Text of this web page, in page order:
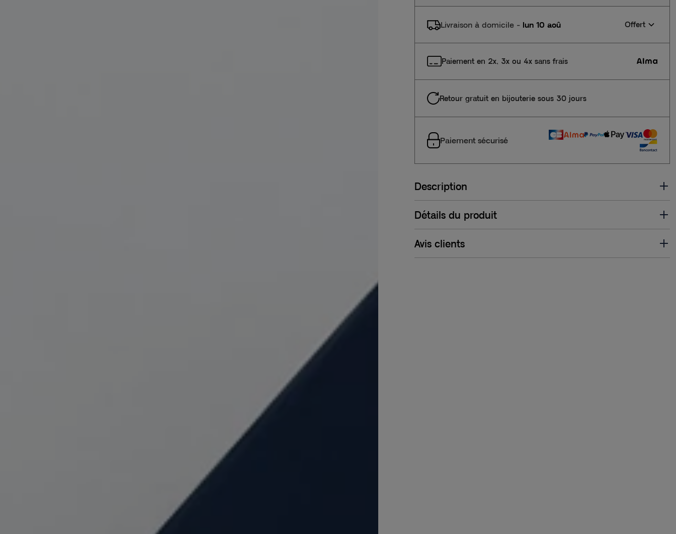
Livraison à domicile- lun 10 aoû Offert
Paiement en 2x, 3x ou 4x sans frais
Retour gratuit en bijouterie sous 30 jours
Paiement sécurisé
Description
Détails du produit
Avis clients